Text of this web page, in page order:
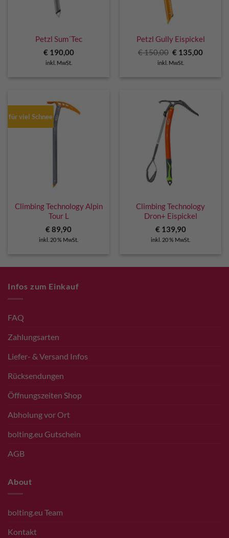
Petzl Sum´Tec
€190,00
inkl. MwSt.
Petzl Gully Eispickel
€150,00 Ursprünglicher
Preis
war:
€ 135,00
inkl. MwSt.
für viel Schnee
Climbing Technology Alpin
Tour L
€ 89,90
inkl. 20 % MwSt.
Climbing Technology
Dron+ Eispickel
€ 139,90
inkl. 20 % MwSt.
Infos zum Einkauf
FAQ
Zahlungsarten
Liefer- & Versand Infos
Rücksendungen
Öffnungszeiten Shop
Abholung vor Ort
bolting.eu Gutschein
AGB
About
bolting.eu Team
Kontakt